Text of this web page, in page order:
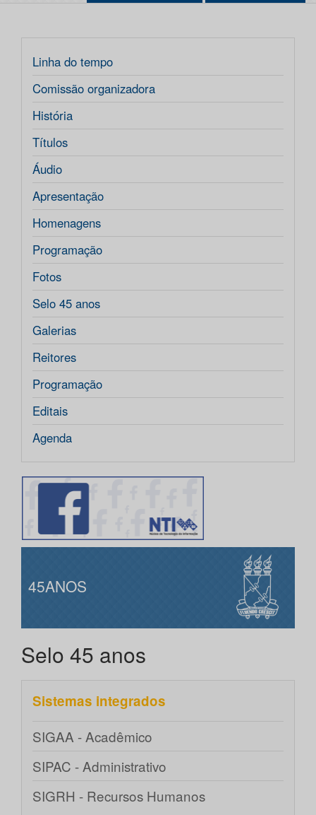
Linha do tempo
Comissão organizadora
História
Títulos
Áudio
Apresentação
Homenagens
Programação
Fotos
Selo 45 anos
Galerias
Reitores
Programação
Editais
Agenda
45ANOS
Selo 45 anos
Sistemas integrados
SIGAA - Acadêmico
SIPAC - Administrativo
SIGRH - Recursos Humanos